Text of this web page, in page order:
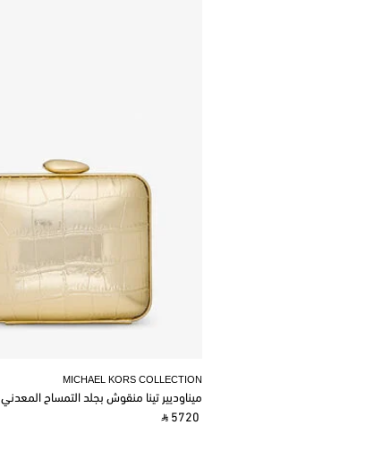
MICHAEL KORS COLLECTION
ميناوديير تينا منقوش بجلد التمساح المعدني
‎ ⃁ 5720 ‎